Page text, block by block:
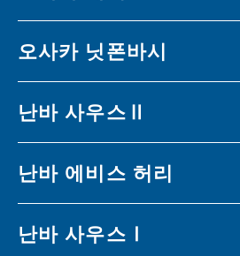
오사카 닛폰바시
난바 사우스Ⅱ
난바 에비스 허리
난바 사우스Ⅰ